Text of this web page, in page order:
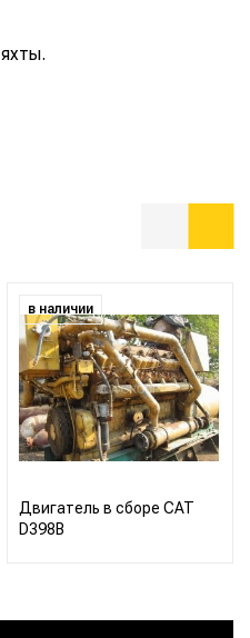
яхты.
в наличии
Двигатель в сборе CAT
D398B